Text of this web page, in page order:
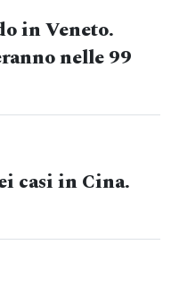
in Veneto.
nelle 99
casi in Cina.